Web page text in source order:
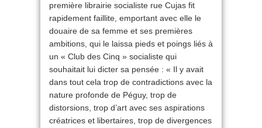
première librairie socialiste rue Cujas fit
rapidement faillite, emportant avec elle le
douaire de sa femme et ses premières
ambitions, qui le laissa pieds et poings liés à
un « Club des Cinq » socialiste qui
souhaitait lui dicter sa pensée : « Il y avait
dans tout cela trop de contradictions avec la
nature profonde de Péguy, trop de
distorsions, trop d’art avec ses aspirations
créatrices et libertaires, trop de divergences